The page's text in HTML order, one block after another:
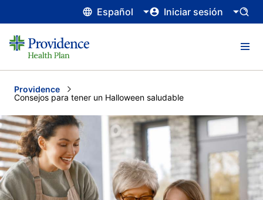
Español Iniciar sesión
Providence
Current:
Consejos para tener un Halloween saludable